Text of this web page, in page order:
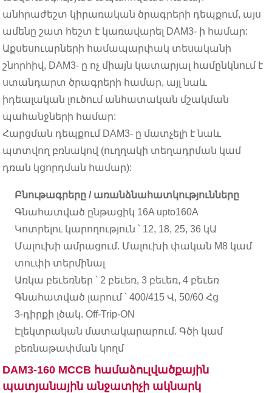
անհրաժեշտ կիրառական ծրագրերի դեպքում, այս
ամենը շատ հեշտ է կառավարել DAM3- ի համար:
Աքսեսուարների համապարփակ տեսականի
շնորհիվ, DAM3- ը ոչ միայն կատարյալ համընկնում է
ստանդարտ ծրագրերի համար, այլ նաև
իդեալական լուծում անհատական ​​մշակման
պահանջների համար:
Հարցման դեպքում DAM3- ը մատչելի է նաև
պտտվող բռնակով (ուղղակի տեղադրման կամ
դռան կցորդման համար):
Բնութագրերը / առանձնահատկությունները
Գնահատված ընթացիկ 16A upto160A
Կոտրելու կարողություն ՝ 12, 18, 25, 36 կԱ
Մալուխի ամրացում. Մալուխի փական M8 կամ
տուփի տերմինալ
Առկա բեւեռներ ՝ 2 բեւեռ, 3 բեւեռ, 4 բեւեռ
Գնահատված լարում ՝ 400/415 Վ, 50/60 Հց
3-դիրքի լծակ. Off-Trip-ON
Էլեկտրական մատակարարում. Գծի կամ
բեռնաթափման կողմ
DAM3-160 MCCB համաձուլվածքային
պատյանային անջատիչի ակնարկ